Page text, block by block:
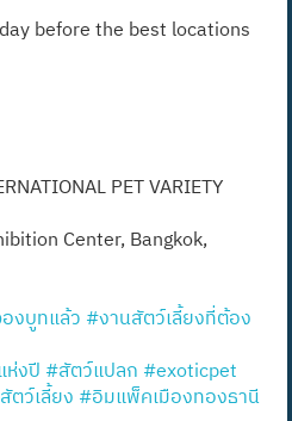
before the best locations
PET VARIETY
Center, Bangkok,
งบูทแล้ว #งานสัตว์เลี้ยงที่ต้อง
ห่งปี #สัตว์แปลก #exoticpet
ตว์เลี้ยง #อิมแพ็คเมืองทองธานี